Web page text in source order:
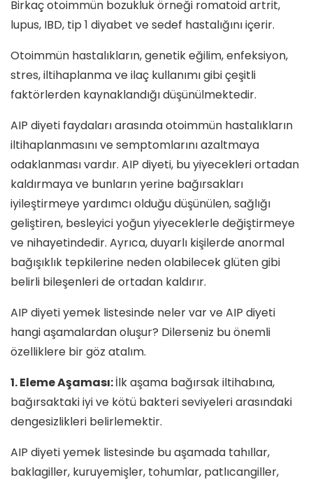
Birkaç otoimmün bozukluk örneği romatoid artrit,
lupus, IBD, tip 1 diyabet ve sedef hastalığını içerir.
Otoimmün hastalıkların, genetik eğilim, enfeksiyon,
stres, iltihaplanma ve ilaç kullanımı gibi çeşitli
faktörlerden kaynaklandığı düşünülmektedir.
AIP diyeti faydaları arasında otoimmün hastalıkların
iltihaplanmasını ve semptomlarını azaltmaya
odaklanması vardır. AIP diyeti, bu yiyecekleri ortadan
kaldırmaya ve bunların yerine bağırsakları
iyileştirmeye yardımcı olduğu düşünülen, sağlığı
geliştiren, besleyici yoğun yiyeceklerle değiştirmeye
ve nihayetindedir. Ayrıca, duyarlı kişilerde anormal
bağışıklık tepkilerine neden olabilecek glüten gibi
belirli bileşenleri de ortadan kaldırır.
AIP diyeti yemek listesinde neler var ve AIP diyeti
hangi aşamalardan oluşur? Dilerseniz bu önemli
özelliklere bir göz atalım.
1. Eleme Aşaması:İlk aşama bağırsak iltihabına,
bağırsaktaki iyi ve kötü bakteri seviyeleri arasındaki
dengesizlikleri belirlemektir.
AIP diyeti yemek listesinde bu aşamada tahıllar,
baklagiller, kuruyemişler, tohumlar, patlıcangiller,